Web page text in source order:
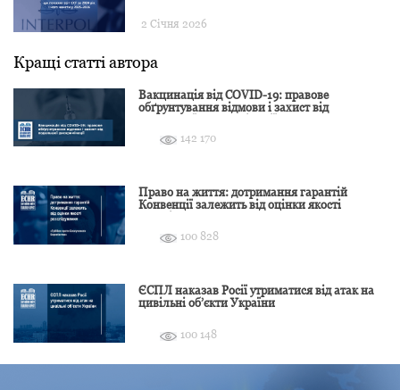
2 Січня 2026
Кращі статті автора
Вакцинація від COVID-19: правове
обґрунтування відмови і захист від
142 170
Право на життя: дотримання гарантій
Конвенції залежить від оцінки якості
100 828
ЄСПЛ наказав Росії утриматися від атак на
цивільні об’єкти України
100 148